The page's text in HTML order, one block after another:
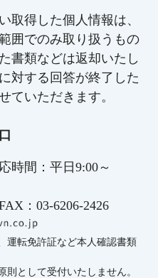
取得した個人情報は、
囲でのみ取り扱うもの
書類などは返却いたし
対する回答が終了した
ていただきます。
時間：平日9:00～
： 03-6206-2426
運転免許証など本人確認書類
則として受付いたしません。